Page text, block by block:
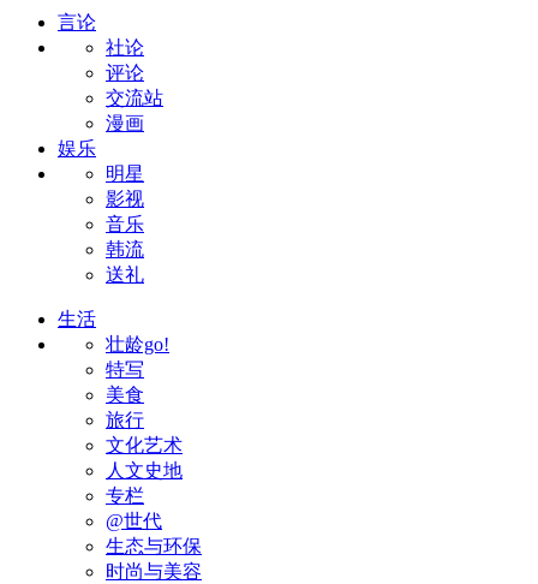
言论
社论
评论
交流站
漫画
娱乐
明星
影视
音乐
韩流
送礼
生活
壮龄go!
特写
美食
旅行
文化艺术
人文史地
专栏
@世代
生态与环保
时尚与美容